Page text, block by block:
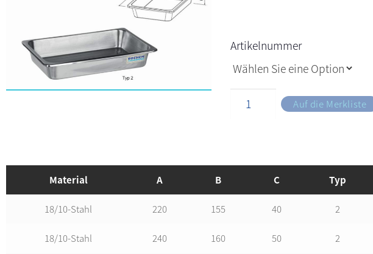
Artikelnummer
Auf die Merkliste
Material A B C Typ
18/10-Stahl 220 155 40 2
18/10-Stahl 240 160 50 2